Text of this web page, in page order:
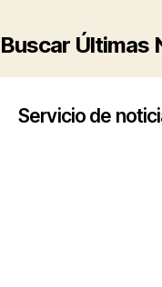
Buscar Últimas
Servicio de